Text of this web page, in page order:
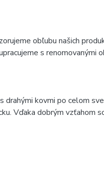
obľubu našich
s renomovanými
kovmi po celom
Vďaka dobrým vzťahom